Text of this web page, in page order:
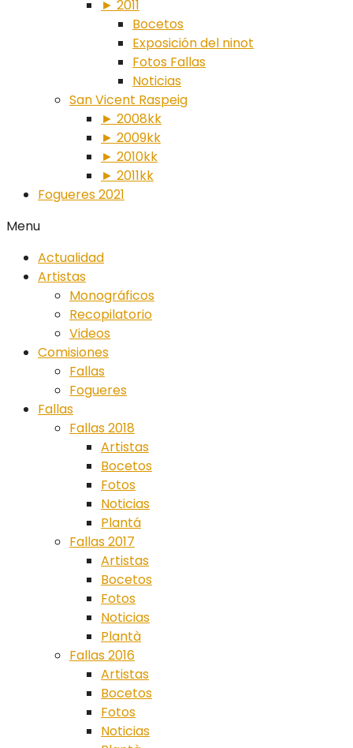
► 2011
Bocetos
Exposición del ninot
Fotos Fallas
Noticias
San Vicent Raspeig
► 2008kk
► 2009kk
► 2010kk
► 2011kk
Fogueres 2021
Menu
Actualidad
Artistas
Monográficos
Recopilatorio
Videos
Comisiones
Fallas
Fogueres
Fallas
Fallas 2018
Artistas
Bocetos
Fotos
Noticias
Plantá
Fallas 2017
Artistas
Bocetos
Fotos
Noticias
Plantà
Fallas 2016
Artistas
Bocetos
Fotos
Noticias